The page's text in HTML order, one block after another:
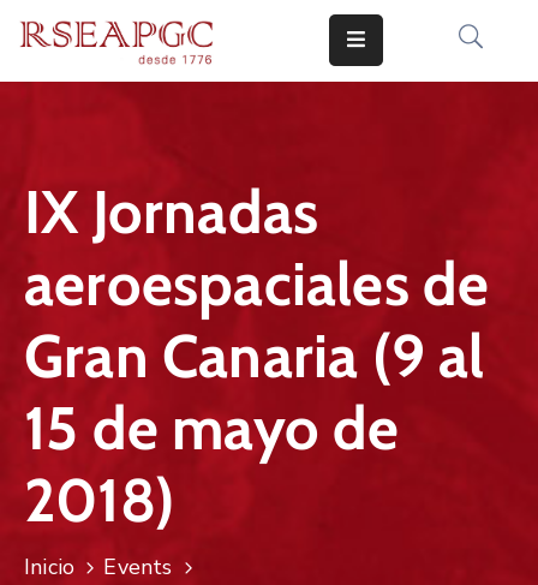
COMUNICADOS
CONOCERNOS
CONTACTO
IX Jornadas
aeroespaciales de
Gran Canaria (9 al
15 de mayo de
2018)
Inicio
Events